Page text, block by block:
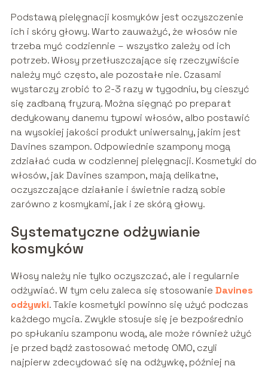
Podstawą pielęgnacji kosmyków jest oczyszczenie
ich i skóry głowy. Warto zauważyć, że włosów nie
trzeba myć codziennie – wszystko zależy od ich
potrzeb. Włosy przetłuszczające się rzeczywiście
należy myć często, ale pozostałe nie. Czasami
wystarczy zrobić to 2-3 razy w tygodniu, by cieszyć
się zadbaną fryzurą. Można sięgnąć po preparat
dedykowany danemu typowi włosów, albo postawić
na wysokiej jakości produkt uniwersalny, jakim jest
Davines szampon. Odpowiednie szampony mogą
zdziałać cuda w codziennej pielęgnacji. Kosmetyki do
włosów, jak Davines szampon, mają delikatne,
oczyszczające działanie i świetnie radzą sobie
zarówno z kosmykami, jak i ze skórą głowy.
Systematyczne odżywianie
kosmyków
Włosy należy nie tylko oczyszczać, ale i regularnie
odżywiać. W tym celu zaleca się stosowanie Davines
odżywki. Takie kosmetyki powinno się użyć podczas
każdego mycia. Zwykle stosuje się je bezpośrednio
po spłukaniu szamponu wodą, ale może również użyć
je przed bądź zastosować metodę OMO, czyli
najpierw zdecydować się na odżywkę, później na